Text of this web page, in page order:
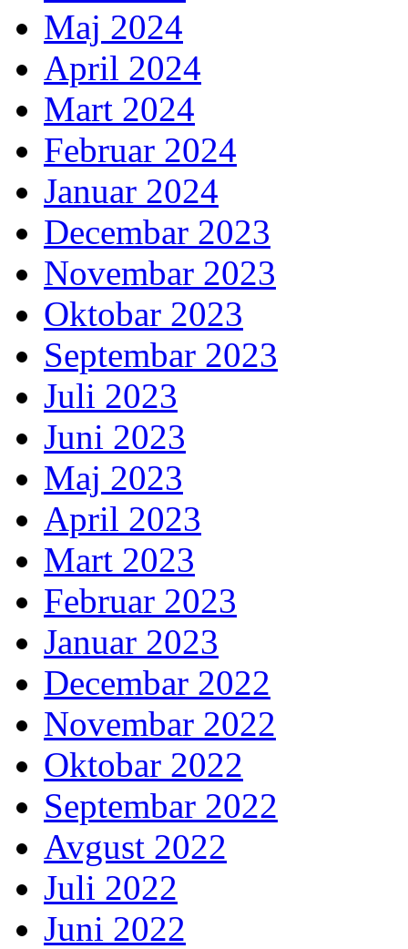
Maj 2024
April 2024
Mart 2024
Februar 2024
Januar 2024
Decembar 2023
Novembar 2023
Oktobar 2023
Septembar 2023
Juli 2023
Juni 2023
Maj 2023
April 2023
Mart 2023
Februar 2023
Januar 2023
Decembar 2022
Novembar 2022
Oktobar 2022
Septembar 2022
Avgust 2022
Juli 2022
Juni 2022